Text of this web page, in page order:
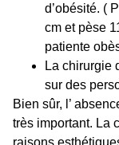
d’obésité. (
cm et pèse
patiente
La chirurgie
sur des
Bien sûr, l’
très important. La
raisons